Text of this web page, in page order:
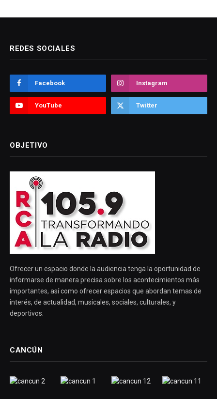
REDES SOCIALES
Facebook Instagram
YouTube Twitter
OBJETIVO
Ofrecer un espacio donde la audiencia tenga la oportunidad de
informarse de manera precisa sobre los acontecimientos más
importantes, así como ofrecer espacios que abordan temas de
interés, de actualidad, musicales, sociales, culturales, y
deportivos.
CANCÚN